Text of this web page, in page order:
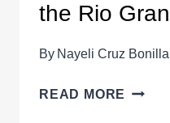
the Rio
By Nayeli Cruz Bonilla
READ MORE